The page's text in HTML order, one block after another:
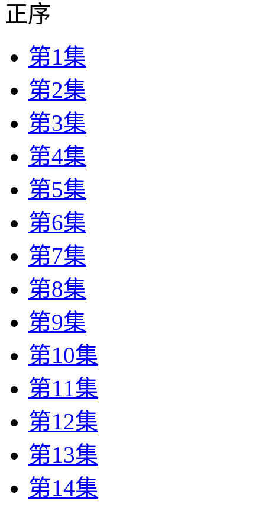
正序
第1集
第2集
第3集
第4集
第5集
第6集
第7集
第8集
第9集
第10集
第11集
第12集
第13集
第14集